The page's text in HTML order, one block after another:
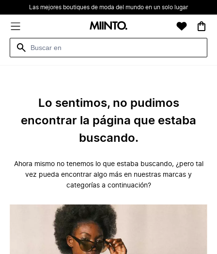
Las mejores boutiques de moda del mundo en un solo lugar
Lo sentimos, no pudimos
encontrar la página que estaba
buscando.
Ahora mismo no tenemos lo que estaba buscando, ¿pero tal
vez pueda encontrar algo más en nuestras marcas y
categorías a continuación?